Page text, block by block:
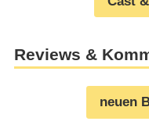
Reviews &
neuen